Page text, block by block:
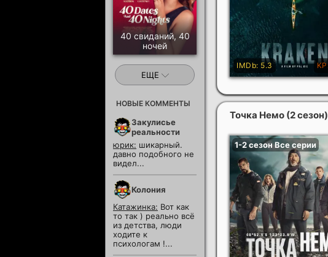
Точка Немо (2 сезон)
40 свиданий, 40
ночей
ЕЩЕ
НОВЫЕ КОММЕНТЫ
Закулисье
реальности
юрик: шикарный.
давно подобного не
видел...
Колония
Катажинка: Вот как
то так ) реально всё
из детства, люди
ходите к
психологам !...